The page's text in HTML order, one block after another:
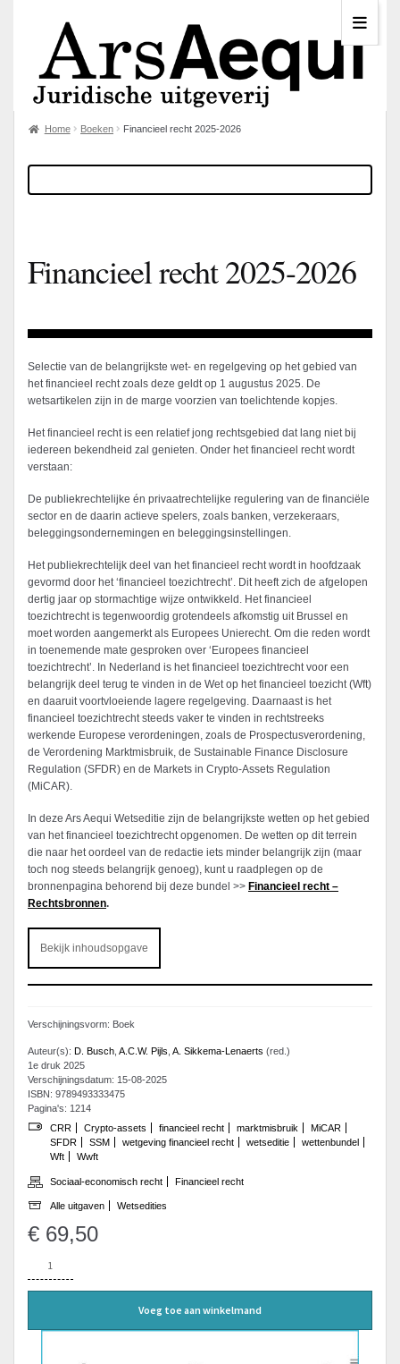
Home Boeken Financieel recht 2025-2026
Financieel recht 2025-2026
Selectie van de belangrijkste wet- en regelgeving op het gebied van
het financieel recht zoals deze geldt op 1 augustus 2025. De
wetsartikelen zijn in de marge voorzien van toelichtende kopjes.
Het financieel recht is een relatief jong rechtsgebied dat lang niet bij
iedereen bekendheid zal genieten. Onder het financieel recht wordt
verstaan:
De publiekrechtelijke én privaatrechtelijke regulering van de financiële
sector en de daarin actieve spelers, zoals banken, verzekeraars,
beleggingsondernemingen en beleggingsinstellingen.
Het publiekrechtelijk deel van het financieel recht wordt in hoofdzaak
gevormd door het ‘financieel toezichtrecht’. Dit heeft zich de afgelopen
dertig jaar op stormachtige wijze ontwikkeld. Het financieel
toezichtrecht is tegenwoordig grotendeels afkomstig uit Brussel en
moet worden aangemerkt als Europees Unierecht. Om die reden wordt
in toenemende mate gesproken over ‘Europees financieel
toezichtrecht’. In Nederland is het financieel toezichtrecht voor een
belangrijk deel terug te vinden in de Wet op het financieel toezicht (Wft)
en daaruit voortvloeiende lagere regelgeving. Daarnaast is het
financieel toezichtrecht steeds vaker te vinden in rechtstreeks
werkende Europese verordeningen, zoals de Prospectusverordening,
de Verordening Marktmisbruik, de Sustainable Finance Disclosure
Regulation (SFDR) en de Markets in Crypto-Assets Regulation
(MiCAR).
In deze Ars Aequi Wetseditie zijn de belangrijkste wetten op het gebied
van het financieel toezichtrecht opgenomen. De wetten op dit terrein
die naar het oordeel van de redactie iets minder belangrijk zijn (maar
toch nog steeds belangrijk genoeg), kunt u raadplegen op de
bronnenpagina behorend bij deze bundel >> Financieel recht –
Rechtsbronnen.
Bekijk inhoudsopgave
Verschijningsvorm: Boek
Auteur(s): D. Busch, A.C.W. Pijls, A. Sikkema-Lenaerts (red.)
1e druk 2025
Verschijningsdatum: 15-08-2025
ISBN: 9789493333475
Pagina's: 1214
CRR
Crypto-assets financieel recht marktmisbruik
MiCAR
SFDR
SSM wetgeving financieel recht wetseditie
wettenbundel
Wft
Wwft
Sociaal-economisch recht Financieel recht
Alle uitgaven Wetsedities
€ 69,50
2025-
aantal
Voeg toe aan winkelmand